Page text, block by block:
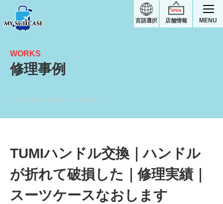
店舗情報
言語選択 MENU
WORKS
修理事例
TUMIハンドル交換｜ハンドル
が折れて破損した｜修理実績｜
スーツケースなおします